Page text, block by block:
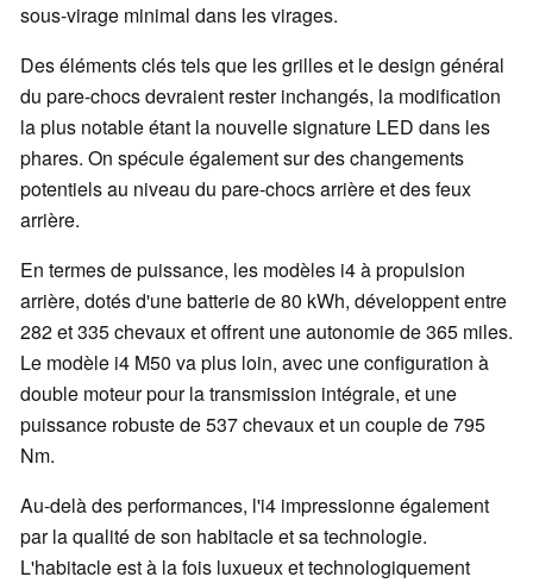
sous-virage minimal dans les virages.
Des éléments clés tels que les grilles et le design général
du pare-chocs devraient rester inchangés, la modification
la plus notable étant la nouvelle signature LED dans les
phares. On spécule également sur des changements
potentiels au niveau du pare-chocs arrière et des feux
arrière.
En termes de puissance, les modèles i4 à propulsion
arrière, dotés d'une batterie de 80 kWh, développent entre
282 et 335 chevaux et offrent une autonomie de 365 miles.
Le modèle i4 M50 va plus loin, avec une configuration à
double moteur pour la transmission intégrale, et une
puissance robuste de 537 chevaux et un couple de 795
Nm.
Au-delà des performances, l'i4 impressionne également
par la qualité de son habitacle et sa technologie.
L'habitacle est à la fois luxueux et technologiquement